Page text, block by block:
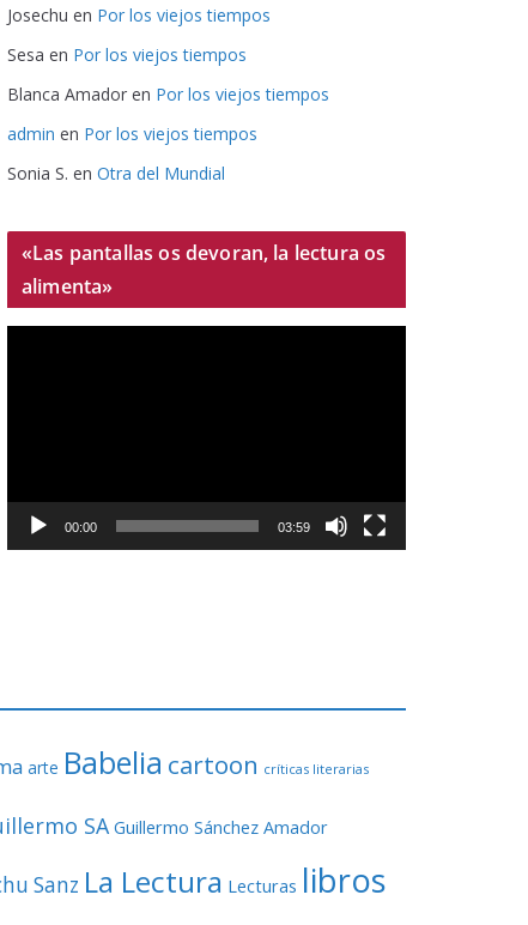
Josechu en Por los viejos tiempos
Sesa en Por los viejos tiempos
Blanca Amador en Por los viejos tiempos
admin en Por los viejos tiempos
Sonia S. en Otra del Mundial
«Las pantallas os devoran, la lectura os
alimenta»
c
í
e
00:00 03:59
arte Babelia cartoon críticas literarias
SA Guillermo Sánchez Amador
Sanz La Lectura Lecturas libros